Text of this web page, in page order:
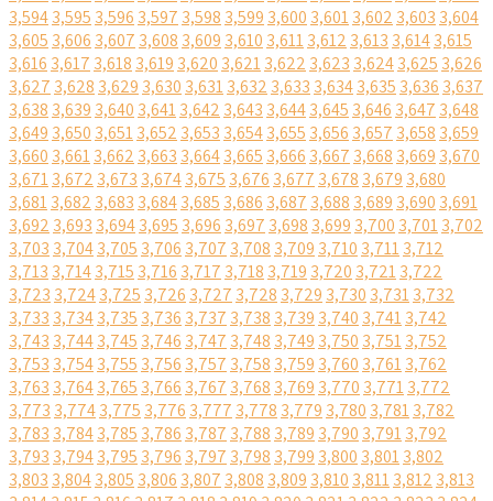
3,5943,595 3,596 3,597 3,598 3,599 3,600 3,6013,602 3,603 3,604
3,605 3,606 3,607 3,608 3,609 3,610 3,6113,612 3,613 3,6143,615
3,616 3,617 3,618 3,619 3,620 3,6213,622 3,623 3,6243,625 3,626
3,627 3,628 3,629 3,630 3,6313,632 3,633 3,6343,635 3,636 3,637
3,638 3,639 3,640 3,6413,642 3,643 3,6443,645 3,646 3,647 3,648
3,649 3,650 3,6513,652 3,653 3,6543,655 3,656 3,657 3,658 3,659
3,660 3,6613,662 3,663 3,6643,665 3,666 3,667 3,668 3,669 3,670
3,6713,672 3,673 3,6743,675 3,676 3,677 3,678 3,679 3,680
3,6813,682 3,683 3,6843,685 3,686 3,687 3,688 3,689 3,690 3,691
3,692 3,693 3,6943,695 3,696 3,697 3,698 3,699 3,700 3,7013,702
3,703 3,7043,705 3,706 3,707 3,708 3,709 3,710 3,7113,712
3,713 3,7143,715 3,716 3,717 3,718 3,719 3,720 3,7213,722
3,723 3,7243,725 3,726 3,727 3,728 3,729 3,730 3,7313,732
3,733 3,7343,735 3,736 3,737 3,738 3,739 3,740 3,7413,742
3,743 3,7443,745 3,746 3,747 3,748 3,749 3,750 3,7513,752
3,753 3,7543,755 3,756 3,757 3,758 3,759 3,760 3,7613,762
3,763 3,7643,765 3,766 3,767 3,768 3,769 3,770 3,7713,772
3,773 3,7743,775 3,776 3,777 3,778 3,779 3,780 3,7813,782
3,783 3,7843,785 3,786 3,787 3,788 3,789 3,790 3,7913,792
3,793 3,7943,795 3,796 3,797 3,798 3,799 3,800 3,8013,802
3,803 3,8043,805 3,806 3,807 3,808 3,809 3,810 3,8113,812 3,813